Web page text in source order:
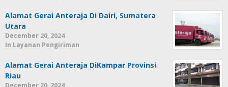
Alamat Gerai Anteraja Di Dairi, Sumatera
Utara
December 20, 2024
In Layanan Pengiriman
Alamat Gerai Anteraja DiKampar Provinsi
Riau
December 20, 2024